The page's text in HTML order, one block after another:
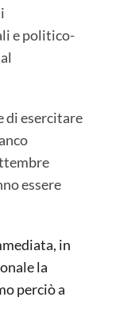
e politico-
di esercitare
essere
in
la
perciò a